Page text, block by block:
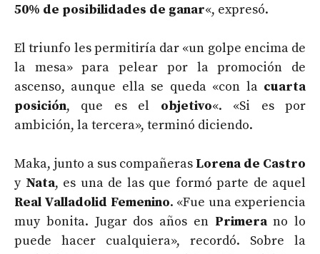
50% de posibilidades de ganar«, expresó.
El triunfo les permitiría dar «un golpe encima de
la mesa» para pelear por la promoción de
ascenso, aunque ella se queda «con la cuarta
posición, que es el objetivo«. «Si es por
ambición, la tercera», terminó diciendo.
Maka, junto a sus compañeras Lorena de Castro
y Nata, es una de las que formó parte de aquel
Real Valladolid Femenino. «Fue una experiencia
muy bonita. Jugar dos años en Primerano lo
puede hacer cualquiera», recordó. Sobre la